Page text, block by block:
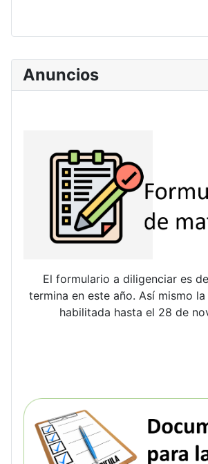
Anuncios
El formulario a diligenciar es
termina en este año. Así mismo
habilitada hasta el 28 de